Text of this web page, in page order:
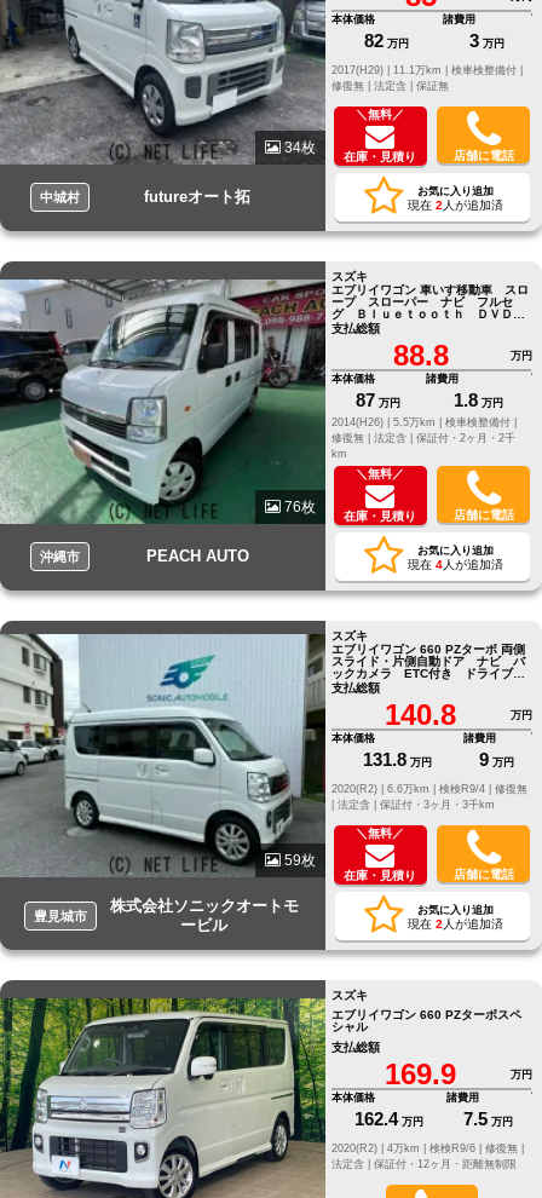
34枚
中城村 futureオート拓
本体価格
82 万円
諸費用
3 万円
修復無 | 法定含 | 保証無
＼無料／
在庫・見積り 店舗に電話
お気に入り追加
現在 2 人が追加済
76枚
沖縄市 PEACH AUTO
スズキ
エブリイワゴン 車いす移動車 スロ
ープ スローパー ナビ フルセ
グ Ｂｌｕｅｔｏｏｔｈ ＤＶＤ
ＥＴＣ
支払総額
88.8
万円
本体価格
87 万円
諸費用
1.8 万円
2014(H26) |
5.5万km |
検車検整備付 |
修復無 | 法定含 | 保証付・2ヶ月・2千
km
＼無料／
在庫・見積り 店舗に電話
お気に入り追加
現在 4人が追加済
59枚
豊見城市
株式会社ソニックオートモ
ービル
スズキ
エブリイワゴン 660 PZターボ 両側
スライド・片側自動ドア ナビ バ
ックカメラ ETC付き ドライブレ
コーダー
支払総額
140.8
万円
本体価格
131.8 万円
諸費用
9 万円
修復無
法定含 | 保証付・3ヶ月・3千km
＼無料／
在庫・見積り 店舗に電話
お気に入り追加
現在 2 人が追加済
スズキ
エブリイワゴン 660 PZターボスペ
シャル
支払総額
169.9
万円
本体価格
162.4 万円
諸費用
7.5 万円
修復無 |
法定含 | 保証付・12ヶ月・距離無制限